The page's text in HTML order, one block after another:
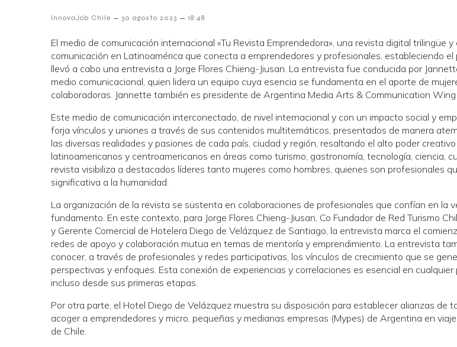
InnovaJob Chile – 30 agosto 2023 – 18:48
El medio de comunicación internacional «Tu Revista Emprendedora», una revista digital trilingüe y
comunicación en Latinoamérica que conecta a emprendedores y profesionales, estableciendo el
llevó a cabo una entrevista a Jorge Flores Chieng-Jiusan. La entrevista fue conducida por
medio comunicacional, quien lidera un equipo cuya esencia se fundamenta en el aporte de
colaboradoras. Jannette también es presidente de Argentina Media Arts & Communication Wing
Este medio de comunicación interconectado, de nivel internacional y con un impacto social y
forja vínculos y uniones a través de sus contenidos multitemáticos, presentados de manera
las diversas realidades y pasiones de cada país, ciudad y región, resaltando el alto poder
latinoamericanos y centroamericanos en áreas como turismo, gastronomía, tecnología, ciencia,
revista visibiliza a destacados líderes tanto mujeres como hombres, quienes son profesionales
significativa a la humanidad.
La organización de la revista se sustenta en colaboraciones de profesionales que confían en la
fundamento. En este contexto, para Jorge Flores Chieng-Jiusan, Co Fundador de Red Turismo
y Gerente Comercial de Hotelera Diego de Velázquez de Santiago, la entrevista marca el
redes de apoyo y colaboración mutua en temas de mentoría y emprendimiento. La entrevista
conocer, a través de profesionales y redes participativas, los vínculos de crecimiento que se
perspectivas y enfoques. Esta conexión de experiencias y correlaciones es esencial en cualquier
incluso desde sus primeras etapas.
Por otra parte, el Hotel Diego de Velázquez muestra su disposición para establecer alianzas de
acoger a emprendedores y micro, pequeñas y medianas empresas (Mypes) de Argentina en
de Chile.